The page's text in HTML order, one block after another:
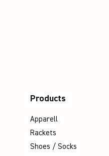
Apparell
Rackets
Shoes / Socks
Products